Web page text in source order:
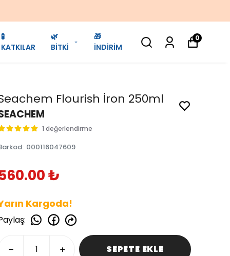
🧪
KATKILAR
🌿
BİTKİ
🎁
İNDİRİM
0
Flourish İron 250ml
1 değerlendirme
: 000116047609
₺
Kargoda!
:
SEPETE EKLE